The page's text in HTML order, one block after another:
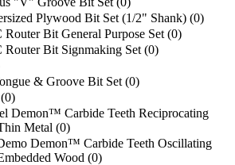
(0)
(0)
Plywood Bit Set (1/2" Shank) (0)
Router Bit General Purpose Set (0)
Router Bit Signmaking Set (0)
& Groove Bit Set (0)
(0)
Demon™ Carbide Teeth Reciprocating
Metal (0)
Demon™ Carbide Teeth Oscillating
Wood (0)